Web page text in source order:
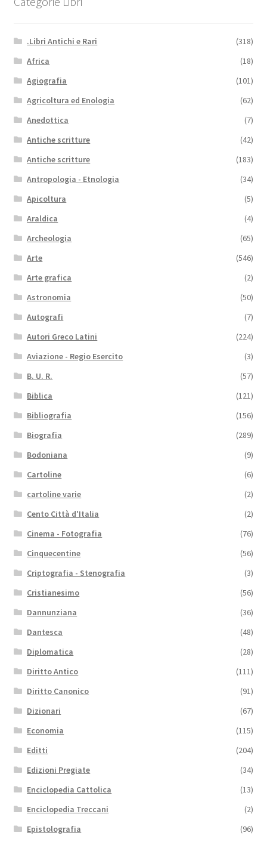
.Libri Antichi e Rari
(318)
Africa
(18)
Agiografia
(101)
Agricoltura ed Enologia
(62)
Anedottica
(7)
Antiche scritture
(42)
Antiche scritture
(183)
Antropologia - Etnologia
(34)
Apicoltura
(5)
Araldica
(4)
Archeologia
(65)
Arte
(546)
Arte grafica
(2)
Astronomia
(50)
Autografi
(7)
Autori Greco Latini
(224)
Aviazione - Regio Esercito
(3)
B. U. R.
(57)
Biblica
(121)
Bibliografia
(156)
Biografia
(289)
Bodoniana
(9)
Cartoline
(6)
cartoline varie
(2)
Cento Città d'Italia
(2)
Cinema - Fotografia
(76)
Cinquecentine
(56)
Criptografia - Stenografia
(3)
Cristianesimo
(56)
Dannunziana
(36)
Dantesca
(48)
Diplomatica
(28)
Diritto Antico
(111)
Diritto Canonico
(91)
Dizionari
(67)
Economia
(115)
Editti
(204)
Edizioni Pregiate
(34)
Enciclopedia Cattolica
(13)
Enciclopedia Treccani
(2)
Epistolografia
(96)